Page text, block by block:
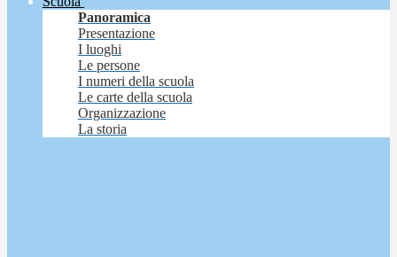
Panoramica
Presentazione
I luoghi
Le persone
I numeri della scuola
Le carte della scuola
Organizzazione
La storia